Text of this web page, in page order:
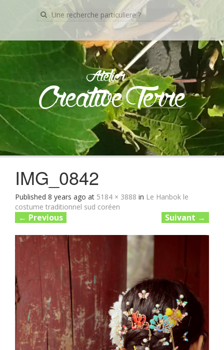
Recherche
pour:
Atelier
Creative Terre
Skip
to
IMG_0842
Published 8 years ago at 5184 × 3888 in Le Hanbok le
costume traditionnel sud coréen
← Previous Suivant →